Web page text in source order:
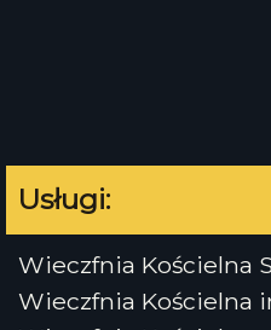
Usługi:
Wieczfnia Kościelna
Wieczfnia Kościelna